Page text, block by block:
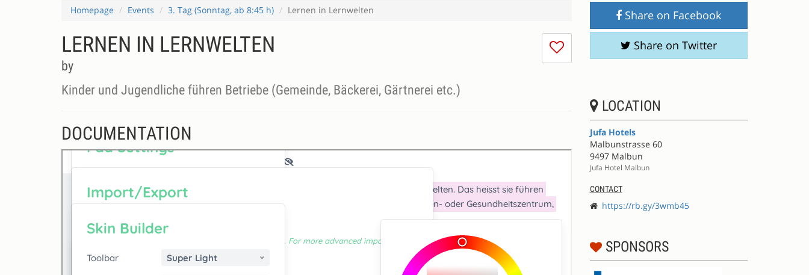
Homepage Events 3. Tag (Sonntag, ab 8:45 h) Lernen in Lernwelten
I
don't
session
LERNEN IN LERNWELTEN
by
Kinder und Jugendliche führen Betriebe (Gemeinde, Bäckerei, Gärtnerei etc.)
DOCUMENTATION
Share on Facebook
Share on Twitter
LOCATION
Jufa Hotels
Malbunstrasse 60
9497 Malbun
Jufa Hotel Malbun
CONTACT
https://rb.gy/3wmb45
SPONSORS